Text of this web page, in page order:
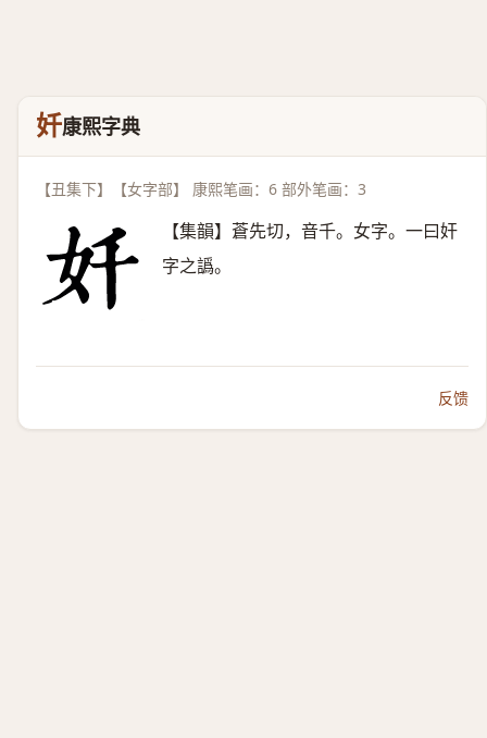
奷康熙字典
【丑集下】【女字部】 康熙笔画：6 部外笔画：3
【集韻】蒼先切，音千。女字。一曰奸
字之譌。
反馈